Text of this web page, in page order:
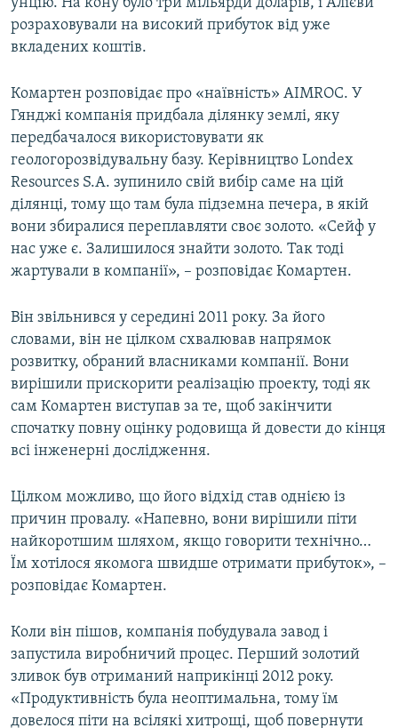
розраховували на високий прибуток від уже
вкладених коштів.
Комартен розповідає про «наївність» AIMROC. У
Гянджі компанія придбала ділянку землі, яку
передбачалося використовувати як
геологорозвідувальну базу. Керівництво Londex
Resources S.A. зупинило свій вибір саме на цій
ділянці, тому що там була підземна печера, в якій
вони збиралися переплавляти своє золото. «Сейф у
нас уже є. Залишилося знайти золото. Так тоді
жартували в компанії», – розповідає Комартен.
Він звільнився у середині 2011 року. За його
словами, він не цілком схвалював напрямок
розвитку, обраний власниками компанії. Вони
вирішили прискорити реалізацію проекту, тоді як
сам Комартен виступав за те, щоб закінчити
спочатку повну оцінку родовища й довести до кінця
всі інженерні дослідження.
Цілком можливо, що його відхід став однією із
причин провалу. «Напевно, вони вирішили піти
найкоротшим шляхом, якщо говорити технічно…
Їм хотілося якомога швидше отримати прибуток», –
розповідає Комартен.
Коли він пішов, компанія побудувала завод і
запустила виробничий процес. Перший золотий
зливок був отриманий наприкінці 2012 року.
«Продуктивність була неоптимальна, тому їм
довелося піти на всілякі хитрощі, щоб повернути